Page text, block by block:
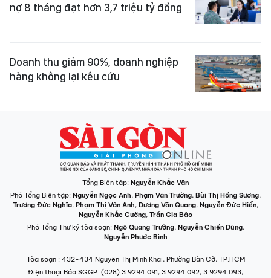
nợ 8 tháng đạt hơn 3,7 triệu tỷ đồng
Doanh thu giảm 90%, doanh nghiệp
hàng không lại kêu cứu
Tổng Biên tập: Nguyễn Khắc Văn
Phó Tổng Biên tập: Nguyễn Ngọc Anh, Phạm Văn Trường, Bùi Thị Hồng Sương,
Trương Đức Nghĩa, Phạm Thị Vân Anh, Dương Văn Quang, Nguyễn Đức Hiển,
Nguyễn Khắc Cường, Trần Gia Bảo
Phó Tổng Thư ký tòa soạn: Ngô Quang Trưởng, Nguyễn Chiến Dũng,
Nguyễn Phước Bình
Tòa soạn : 432-434 Nguyễn Thị Minh Khai, Phường Bàn Cờ, TP.HCM
Điện thoại Báo SGGP: (028) 3.9294.091, 3.9294.092, 3.9294.093,